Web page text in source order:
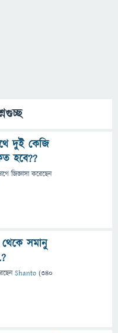
দুই কেজি
হবে??
জিজ্ঞাসাকরেছেন
সমানু
Shanto (340